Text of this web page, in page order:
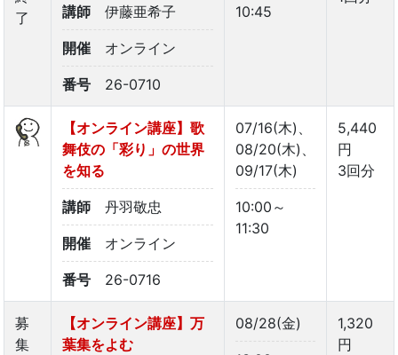
了
講師 伊藤亜希子
開催 オンライン
番号 26-0710
10:45
【オンライン講座】歌
舞伎の「彩り」の世界
を知る
講師 丹羽敬忠
開催 オンライン
番号 26-0716
07/16(木)、
08/20(木)、
09/17(木)
10:00～
11:30
5,440
円
3回分
募
集
【オンライン講座】万
葉集をよむ
08/28(金)
1,320
円